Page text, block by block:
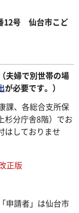
12号 仙台市こど
夫婦で別世帯の場
が必要です。）
課、各総合支所保
杉分庁舎8階）でお
はしておりませ
正版
申請者」は仙台市